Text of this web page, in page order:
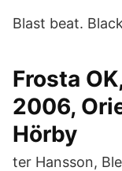
Blast beat.
Frosta
2006,
Hörby
ter Hansson,